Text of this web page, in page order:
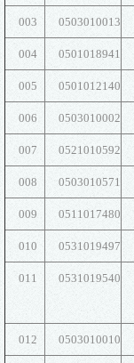
003 0503010013
004 0501018941
005 0501012140
006 0503010002
007 0521010592
008 0503010571
009 0511017480
010 0531019497
011 0531019540
012 0503010010